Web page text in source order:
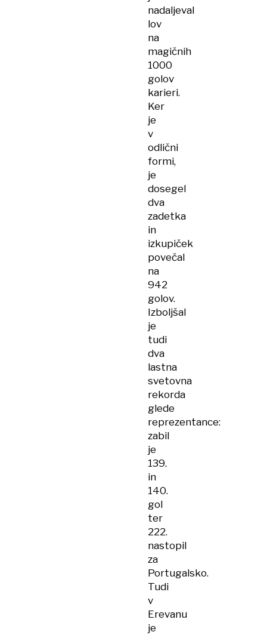
nadaljeval
lov
na
magičnih
1000
golov
karieri.
Ker
je
v
odlični
formi,
je
dosegel
dva
zadetka
in
izkupiček
povečal
na
942
golov.
Izboljšal
je
tudi
dva
lastna
svetovna
rekorda
glede
reprezentance:
zabil
je
139.
in
140.
gol
ter
222.
nastopil
za
Portugalsko.
Tudi
v
Erevanu
je